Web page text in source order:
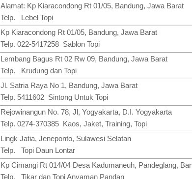
Alamat: Kp Kiaracondong Rt 01/05, Bandung, Jawa Barat
Telp. Lebel Topi
Kp Kiaracondong Rt 01/05, Bandung, Jawa Barat
Telp. 022-5417258 Sablon Topi
Lembang Bagus Rt 02 Rw 09, Bandung, Jawa Barat
Telp. Krudung dan Topi
Jl. Satria Raya No 1, Bandung, Jawa Barat
Telp. 5411602 Sintong Untuk Topi
Rejowinangun No. 78, Jl, Yogyakarta, D.I. Yogyakarta
Telp. 0274-370385 Kaos, Jaket, Training, Topi
Lingk Jatia, Jeneponto, Sulawesi Selatan
Telp. Topi Daun Lontar
Kp Cimangi Rt 014/04 Desa Kadumaneuh, Pandeglang,
Telp. Tikar dan Topi Anyaman Pandan